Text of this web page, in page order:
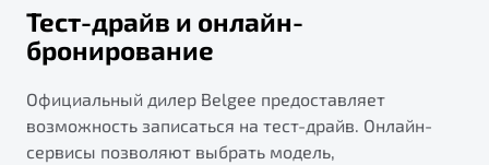
Тест-драйв и онлайн-
бронирование
Официальный дилер Belgee предоставляет
возможность записаться на тест-драйв. Онлайн-
сервисы позволяют выбрать модель,